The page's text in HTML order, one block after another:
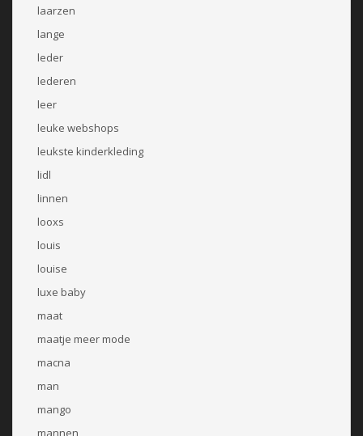
laarzen
lange
leder
lederen
leer
leuke webshops
leukste kinderkleding
lidl
linnen
looxs
louis
louise
luxe baby
maat
maatje meer mode
macna
man
mango
mannen